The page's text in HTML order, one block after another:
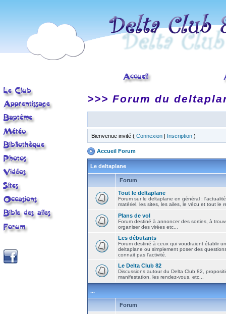
>>> Forum du
Bienvenue invité ( Connexion | Inscription )
Accueil Forum
Le deltaplane
Forum
Tout le deltaplane
Forum sur le deltaplane en général :
matériel, les sites, les ailes, le vécu et tout le
Plans de vol
Forum destiné à annoncer des sorties, à
organiser des virées etc...
Les débutants
Forum destiné à ceux qui voudraient établir
deltaplane ou simplement poser des
connait pas l'activité.
Le Delta Club 82
Discussions autour du Delta Club 82,
manifestation, les rendez-vous, etc...
...
Forum